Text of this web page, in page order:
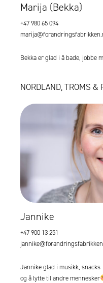
Marija (Bekka)
+47 980 65 094
Bekka er glad i å bade, jobbe
NORDLAND, TROMS &
Jannike
+47 900 13 251
Jannike glad i musikk, snacks
og å lytte til andre mennesker